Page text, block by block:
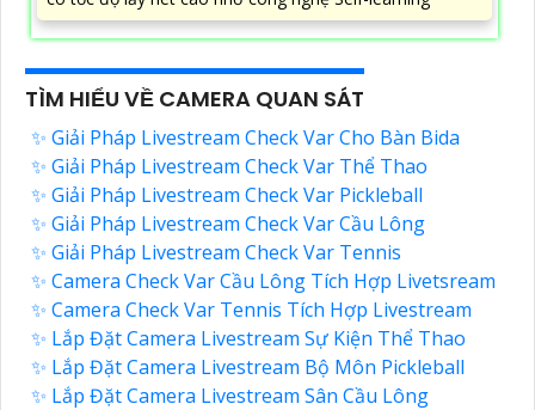
TÌM HIỂU VỀ CAMERA QUAN SÁT
✨ Giải Pháp Livestream Check Var Cho Bàn Bida
✨ Giải Pháp Livestream Check Var Thể Thao
✨ Giải Pháp Livestream Check Var Pickleball
✨ Giải Pháp Livestream Check Var Cầu Lông
✨ Giải Pháp Livestream Check Var Tennis
✨ Camera Check Var Cầu Lông Tích Hợp Livetsream
✨ Camera Check Var Tennis Tích Hợp Livestream
✨ Lắp Đặt Camera Livestream Sự Kiện Thể Thao
✨ Lắp Đặt Camera Livestream Bộ Môn Pickleball
✨ Lắp Đặt Camera Livestream Sân Cầu Lông